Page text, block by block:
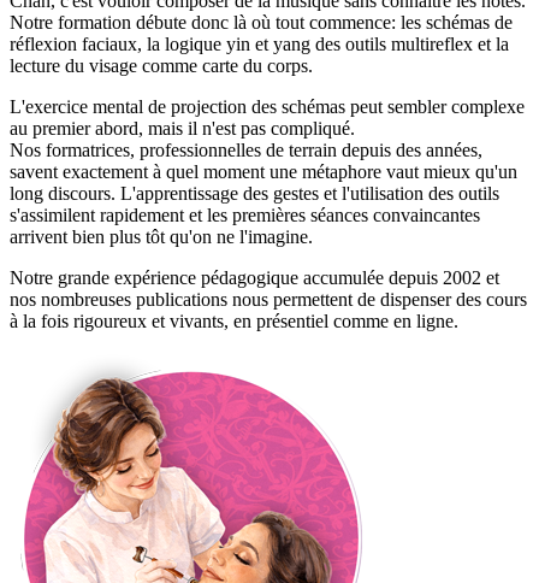
Notre formation débute donc là où tout commence: les schémas de
réflexion faciaux, la logique yin et yang des outils multireflex et la
lecture du visage comme carte du corps.
L'exercice mental de projection des schémas peut sembler complexe
au premier abord, mais il n'est pas compliqué.
Nos formatrices, professionnelles de terrain depuis des années,
savent exactement à quel moment une métaphore vaut mieux qu'un
long discours. L'apprentissage des gestes et l'utilisation des outils
s'assimilent rapidement et les premières séances convaincantes
arrivent bien plus tôt qu'on ne l'imagine.
Notre grande expérience pédagogique accumulée depuis 2002 et
nos nombreuses publications nous permettent de dispenser des cours
à la fois rigoureux et vivants, en présentiel comme en ligne.